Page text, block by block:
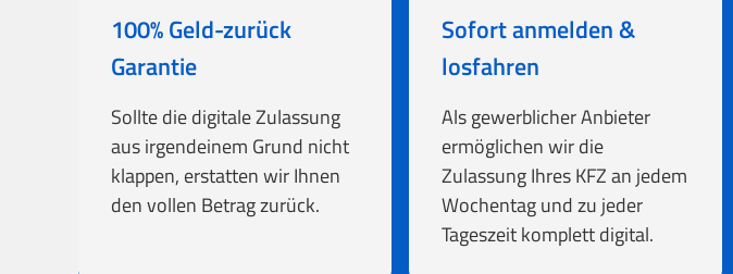
100% Geld-zurück
Garantie
Sollte die digitale Zulassung
aus irgendeinem Grund nicht
klappen, erstatten wir Ihnen
den vollen Betrag zurück.
Sofort anmelden &
losfahren
Als gewerblicher Anbieter
ermöglichen wir die
Zulassung Ihres KFZ an jedem
Wochentag und zu jeder
Tageszeit komplett digital.